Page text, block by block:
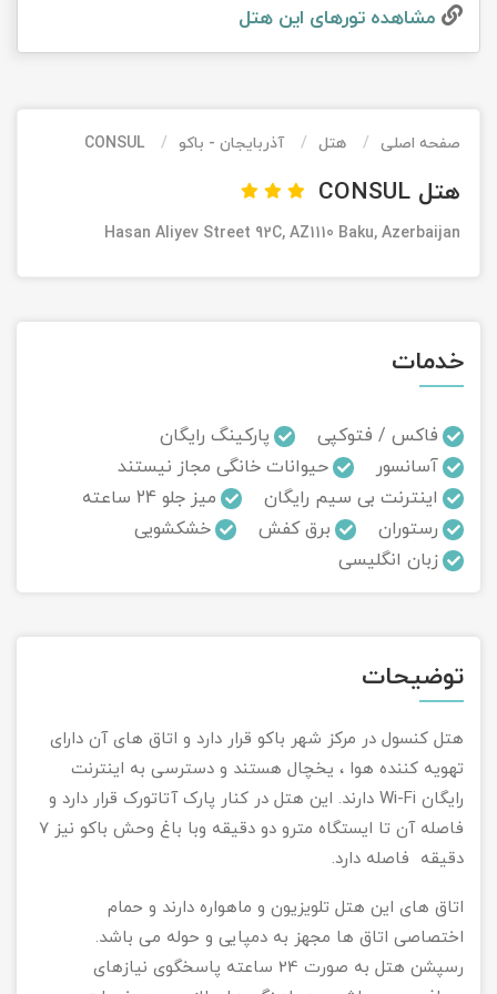
مشاهده تور‌های این هتل
صفحه اصلی هتل آذربایجان - باکو CONSUL
هتل CONSUL
Hasan Aliyev Street 92C, AZ1110 Baku, Azerbaijan
خدمات
فاکس / فتوکپی
پارکینگ رایگان
آسانسور
حیوانات خانگی مجاز نیستند
اینترنت بی سیم رایگان
میز جلو 24 ساعته
رستوران
برق کفش
خشکشویی
زبان انگلیسی
توضیحات
هتل کنسول در مرکز شهر باکو قرار دارد و اتاق های آن دارای
تهویه کننده هوا ، یخچال هستند و دسترسی به اینترنت
رایگان ‏Wi-Fi‏ دارند. این هتل در کنار پارک آتاتورک قرار دارد و
فاصله آن تا ایستگاه مترو دو دقیقه وبا باغ وحش باکو نیز 7
دقیقه فاصله ‏دارد.
اتاق های این هتل تلویزیون و ماهواره دارند و حمام
اختصاصی اتاق ها مجهز به دمپایی و حوله می باشد. ‏
رسپشن هتل به صورت 24 ساعته پاسخگوی نیازهای
تور کویر کاراکال
تور کویر مصر
تور ماسوله
تور مرداب سراوان
تور گلستان
تور سوباتان
تور چابهار
تور کاشان
تور اصفهان
تور ترکمن صحرا
تور آفرود
تور کیش از ساری
اقساطی
تور کیش از بندرعباس
اقساطی
تور قزاقستان اقساطی
تور زیارتی اقساطی